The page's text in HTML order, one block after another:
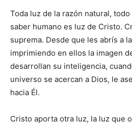
Toda luz de la razón natural,
saber humano es luz de Cristo.
suprema. Desde que les abrís a
imprimiendo en ellos la imagen
desarrollan su inteligencia,
universo se acercan a Dios, le
hacia Él.
Cristo aporta otra luz, la luz que